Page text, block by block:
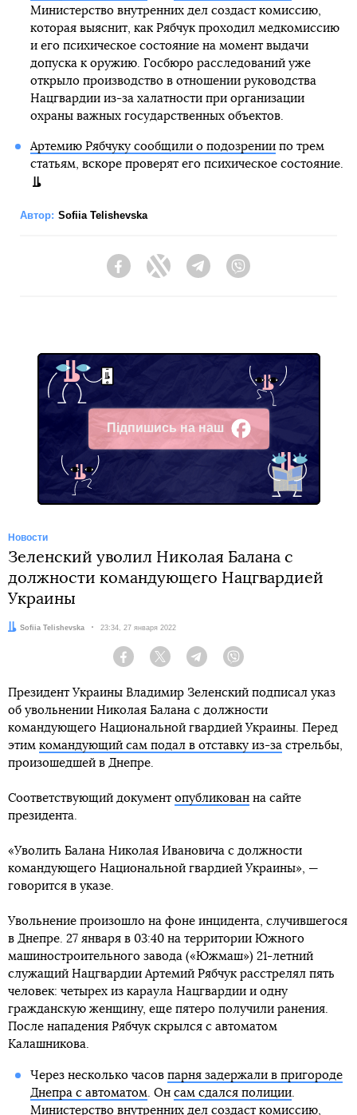
Министерство внутренних дел создаст комиссию,
которая выяснит, как Рябчук проходил медкомиссию
и его психическое состояние на момент выдачи
допуска к оружию. Госбюро расследований уже
открыло производство в отношении руководства
Нацгвардии из-за халатности при организации
охраны важных государственных объектов.
Артемию Рябчуку сообщили о подозрениипо трем
статьям, вскоре проверят его психическое состояние.
Автор: Sofiia Telishevska
FacebookTwitter Telegram
Підпишись на наш
Facebook
Новости
Зеленский уволил Николая Балана с
должности командующего Нацгвардией
Украины
Автор:
Sofiia Telishevska Дата:
23:34, 27 января 2022
Facebook Twitter Telegram
Президент Украины Владимир Зеленский подписал указ
об увольнении Николая Балана с должности
командующего Национальной гвардией Украины. Перед
этим командующий сам подал в отставку из-за стрельбы,
произошедшей в Днепре.
Соответствующий документ опубликован на сайте
президента.
«Уволить Балана Николая Ивановича с должности
командующего Национальной гвардией Украины», —
говорится в указе.
Увольнение произошло на фоне инцидента, случившегося
в Днепре. 27 января в 03:40 на территории Южного
машиностроительного завода («Южмаш») 21-летний
служащий Нацгвардии Артемий Рябчук расстрелял пять
человек: четырех из караула Нацгвардии и одну
гражданскую женщину, еще пятеро получили ранения.
После нападения Рябчук скрылся с автоматом
Калашникова.
Через несколько часов парня задержали в пригороде
Днепра с автоматом . Он сам сдался полиции.
Министерство внутренних дел создаст комиссию,